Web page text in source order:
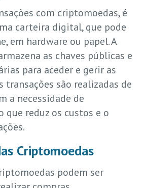
com criptomoedas, é
carteira digital, que pode
em hardware ou papel. A
as chaves públicas e
para aceder e gerir as
transações são realizadas de
a necessidade de
que reduz os custos e o
Criptomoedas
podem ser